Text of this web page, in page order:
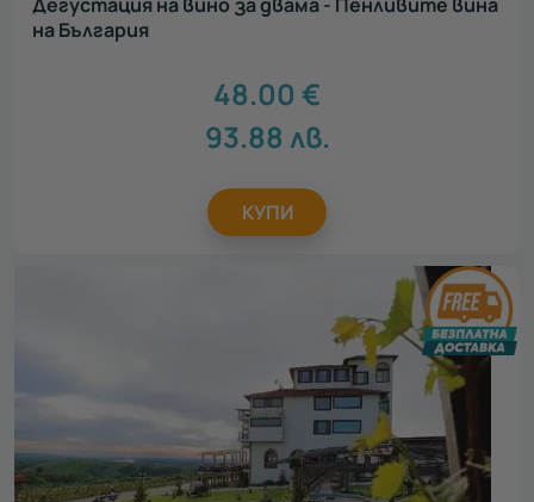
на България
48.00 €
93.88 лв.
КУПИ